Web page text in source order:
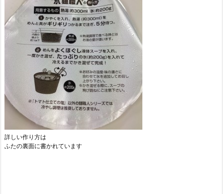
詳しい作り方は
ふたの裏面に書かれています